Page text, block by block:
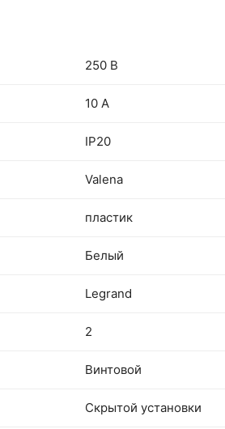
250 В
10 А
IP20
Valena
пластик
Белый
Legrand
2
Винтовой
Скрытой установки